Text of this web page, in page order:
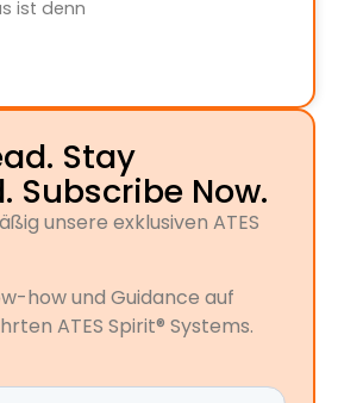
ist denn
Stay
Subscribe Now.
unsere exklusiven ATES
how und Guidance auf
ATES Spirit® Systems.